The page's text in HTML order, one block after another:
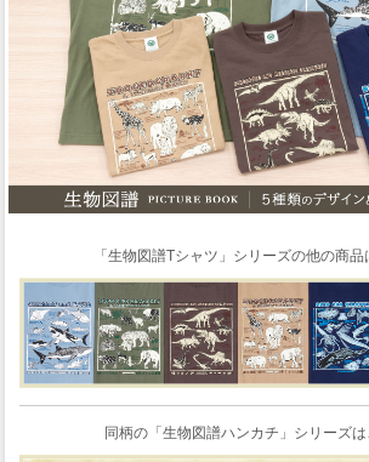
「生物図譜Tシャツ」シリーズの他の商品
同柄の「生物図譜ハンカチ」シリーズは